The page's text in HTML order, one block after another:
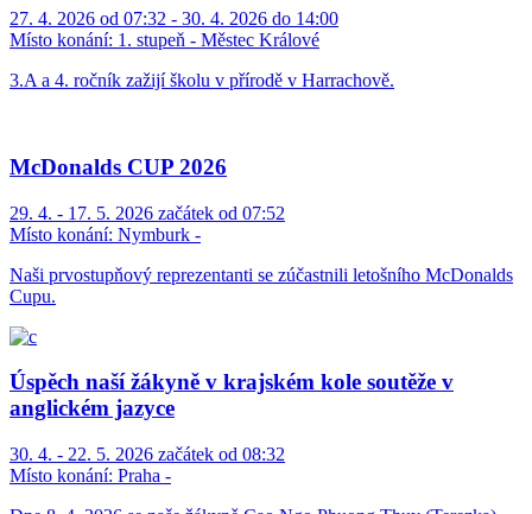
27. 4. 2026 od 07:32 - 30. 4. 2026 do 14:00
Místo konání: 1. stupeň - Městec Králové
3.A a 4. ročník zažijí školu v přírodě v Harrachově.
McDonalds CUP 2026
29. 4. - 17. 5. 2026 začátek od 07:52
Místo konání: Nymburk -
Naši prvostupňový reprezentanti se zúčastnili letošního McDonalds
Cupu.
Úspěch naší žákyně v krajském kole soutěže v
anglickém jazyce
30. 4. - 22. 5. 2026 začátek od 08:32
Místo konání: Praha -